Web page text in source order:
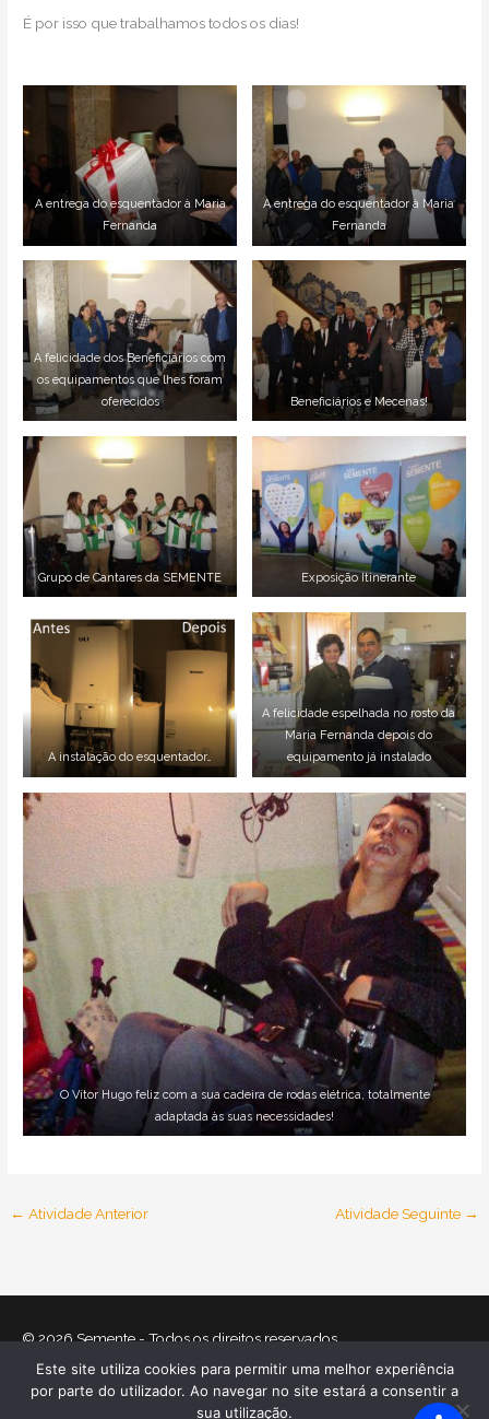
É por isso que trabalhamos todos os dias!
A entrega do esquentador à Maria
Fernanda
A entrega do esquentador à Maria
Fernanda
A felicidade dos Beneficiários com
os equipamentos que lhes foram
oferecidos
Beneficiários e Mecenas!
Grupo de Cantares da SEMENTE Exposição Itinerante
A instalação do esquentador…
A felicidade espelhada no rosto da
Maria Fernanda depois do
equipamento já instalado
O Vítor Hugo feliz com a sua cadeira de rodas elétrica, totalmente
adaptada às suas necessidades!
← Atividade Anterior Atividade Seguinte →
© 2026Semente- Todos os direitos reservados
O que nos move Equipa Atividades
Relatórios
Contactos Política de Cookies
Este site utiliza cookies para permitir uma melhor experiência
por parte do utilizador. Ao navegar no site estará a consentir a
sua utilização.